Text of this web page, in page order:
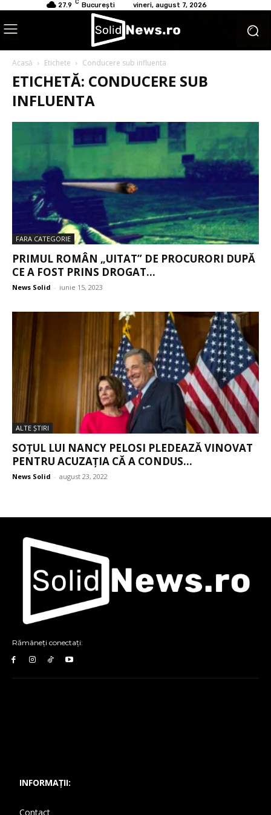
27.9 C București vineri, august 7, 2026
Acasă Etichete Conducere sub influenta
ETICHETĂ: CONDUCERE SUB
INFLUENTA
FARA CATEGORIE
PRIMUL ROMÂN „UITAT” DE PROCURORI DUPĂ
CE A FOST PRINS DROGAT...
News Solid - iunie 15, 2023
ALTE ŞTIRI
SOȚUL LUI NANCY PELOSI PLEDEAZĂ VINOVAT
PENTRU ACUZAȚIA CĂ A CONDUS...
News Solid - august 23, 2022
Rămâneți conectați:
INFORMAȚII:
Contact